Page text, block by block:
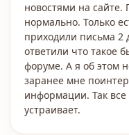
новостями на сайте.
нормально. Только
приходили письма 2
ответили что такое
форуме. А я об этом
заранее мне
информации. Так
устраивает.